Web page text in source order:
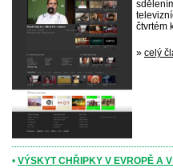
čtvrtém
» celý
• VÝSKYT CHŘIPKY V EVROPĚ A